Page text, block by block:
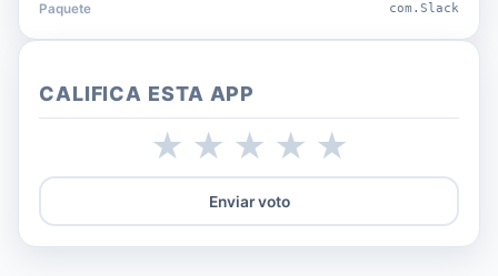
Paquete com.Slack
CALIFICA ESTA APP
★
★
★
★
★
Enviar voto